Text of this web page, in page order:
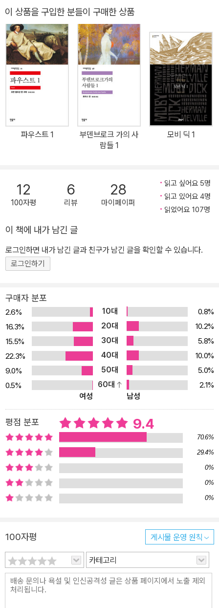
게 대학에 진학해 고학으로 다니던 알제대학교 철학과에 입학해 철학
을 전공하는 동시에 정치 활동과 연극 활동에 집중했다. 1932년 장
그르니에가 주도한 조그만 월간 문예지 [쉬드Sud]를 통해 처음으로
첫 에세이 《새로운 베를렌Un Nouveau Verlaine》을 발표했다. 대
학시절에는 연극에 흥미를 가져 직접 배우로서 출연한 적도 있었다.
결핵으로 교수가 될 것을 단념하고 졸업한 뒤에는 진보적 신문에서
신문기자로 일했다. 한때 공산당에 가입했던 그는 비판적인 르포와
논설로 정치적인 추방을 당하기도 했고, 프랑스 사상계와 문학계를
대표했던 말로, 지드, 사르트르, 샤르 등과 교류하며 본격적인 작품 활
동에 몰입했다. 1937년 첫 산문집 《안과 겉》을 발표하고, 이듬해부
터 [알제 레퓌블리켕]의 기자로 활동하다가 1940년에 파리로 활동
집필 활동에 매진한다. 초기의 작품 《표리(表裏)》(1937), 《결혼》(1
938)은 아름다운 산문으로, 그의 시인적 자질이 뚜렷하게 드러난다.
1942년 7월, 자신의 첫 소설이자 대표작이 되는 문제작 《이방인(異
邦人) L' tranger》을 발표하면서 주목받는 작가로 떠올랐다. 이즈음
레지스탕스에 가담하여 프랑스 해방 운동에 참여한 카뮈는 철학 에세
이 《시시포스 신화》(1943), 희곡 작품 「오해」(1944) 등 다양한 작
품 세계를 선보인다. 제2차 세계대전 중에는 저항운동에 참가하여 레
로서, 모든 정치 활동은 확고한 도덕적 기반을 가져야 한다는 신념에
바탕을 둔 좌파적 입장을 견지했다. 또 집단적 폭력의 공포와 악성, 부
조리함을 알레고리를 통해 형상화한 소설 《페스트》로 문학계의 대반
향을 일으켰고 1951년에는 마르크시즘과 니힐리즘에 반대하며 제3
의 부정정신을 옹호하는 평론 《반항적 인간》을 발표하여 지성계에 큰
논쟁을 촉발한 사르트르와 격렬한 논쟁을 벌이다가 10년 가까운 우
정에 금이 가기도 했다. 하지만, 1956년 《전락》을 발표하면서 사르
트르에게 걸작이라는 찬사를 받기도 했다. 《이방인》, 《시지프의 신
화》를 발표하며 문학가를 넘어 사상가로도 인정받기 시작했고, 실존
주의자들에게 큰 영향을 주었다. 《이방인》의 주인공 뫼르소가 엄마,
무명인, 그리고 나의 ‘죽음’을 연달아 맞닥뜨리며 삶의 부조리를 고뇌
하는 모습은 이후 오랫동안 수많은 독자를 실존주의의 세계로 이끈
다. <오해>와 <칼리굴라>라는 희곡을 쓰며 희곡 작가로도 활동하여
큰 성공을 거두었고, 1957년에 노벨 문학상을 수상하며 대문호의 반
열에 올랐다. 이후 알제리 독립을 둘러싼 논쟁에 참여하며 활동을 이
어 가지만, 카뮈는 생전 인터뷰에서 “자동차 사고로 죽는 것보다 더
0년 1월 4일 자동차 사고로 생을 마감했다. 이때 사고 차량에 있던 가
방에서 초고 형태로 발견된 《최초의 인간》은 1994년에야 빛을 보게
된다. 이 외에도 《여름》, 《유배지와 왕국》, 《행복한 죽음》, 《정의의
사람들ㆍ계엄령》, 《결혼, 여름》, 《태양의 후예》, 《젊은 시절의 글》,
《스웨덴 연설ㆍ문학 비평》, 《최초의 인간》, 《여행일기》, 《단두대에
복의 충격》 《한국 문학의 사생활》 《여름의 묘약》 《김화영의 번역수
첩》 등이 있고, 알베르 카뮈 전집(전20권), 《다다를 수 없는 나라》
《어린 왕자》 《섬》 《마담 보바리》 《방드르디, 태평양의 끝》, 실비 제
르맹의 《프라하 거리에서 울고 다니는 여자》 《밤의 책》, 그리고 모디
아노의 《잃어버린 거리》 《신혼여행》 《어두운 상점들의 거리》 《추억
을 완성하기 위하여》 《청춘 시절》 《팔월의 일요일들》 등을 우리말로
옮겼다.
이 상품을 구입한 분들이 구매한 상품
파우스트 1
부덴브로크 가의 사
람들 1
모비 딕 1
12
100자평
6
리뷰
28
마이페이퍼
읽고 싶어요 5명
읽고 있어요 4명
읽었어요 107명
이 책에 내가 남긴 글
로그인하면 내가 남긴 글과 친구가 남긴 글을 확인할 수 있습니다.
로그인하기
구매자 분포
2.6% 10대
0.8%
16.3%
20대
10.2%
15.5%
30대
5.8%
22.3%
40대
10.0%
9.0%
50대
5.0%
0.5%
60대
2.1%
여성
남성
평점 분포 9.4
70.6%
29.4%
0%
0%
0%
100자평 게시물 운영 원칙
카테고리